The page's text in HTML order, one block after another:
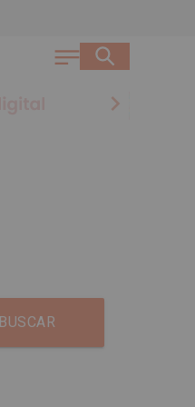
chevron_right
BUSCAR